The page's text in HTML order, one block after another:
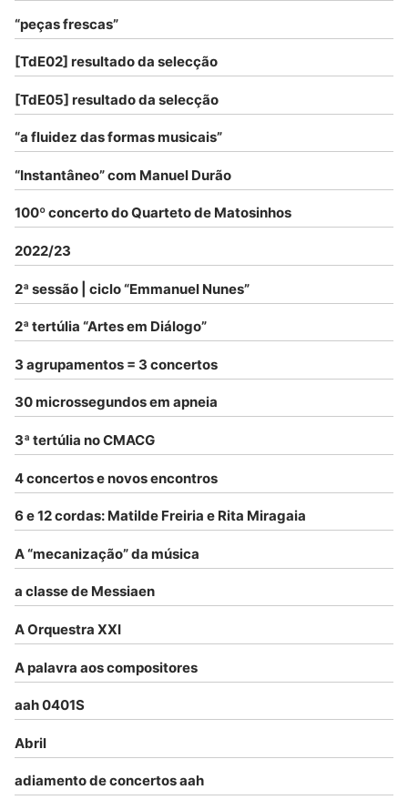
“peças frescas”
[TdE02] resultado da selecção
[TdE05] resultado da selecção
“a fluidez das formas musicais”
“Instantâneo” com Manuel Durão
100º concerto do Quarteto de Matosinhos
2022/23
2ª sessão | ciclo “Emmanuel Nunes”
2ª tertúlia “Artes em Diálogo”
3 agrupamentos = 3 concertos
30 microssegundos em apneia
3ª tertúlia no CMACG
4 concertos e novos encontros
6 e 12 cordas: Matilde Freiria e Rita Miragaia
A “mecanização” da música
a classe de Messiaen
A Orquestra XXI
A palavra aos compositores
aah 0401S
Abril
adiamento de concertos aah